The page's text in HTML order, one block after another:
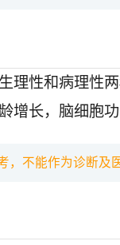
理性和病理性
增长，脑细胞
、动脉硬化）
、内分泌疾病（
走路不稳，没
等。
，不能作为诊断及